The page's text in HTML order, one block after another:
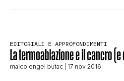
EDITORIALI E APPROFONDIMENTI
La termoablazione e il cancro (e
maicolengel butac | 17 nov 2016